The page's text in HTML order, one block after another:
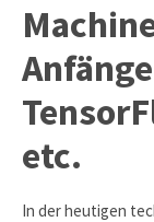
etc.
In der heutigen